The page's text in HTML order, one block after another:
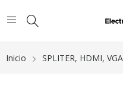
Inicio SPLITER, HDMI,